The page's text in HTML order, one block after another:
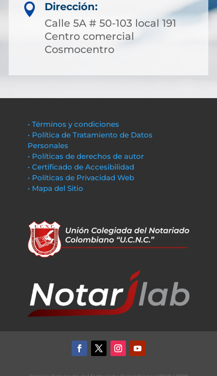

Dirección:
Calle 5A # 50-103 local 191
Centro comercial
Cosmocentro
• Términos y condiciones
• Política de Tratamiento de Datos
Personales
• Políticas de derechos de autor
• Certificado de Accesibilidad
• Políticas de Privacidad Web
• Mapa del Sitio